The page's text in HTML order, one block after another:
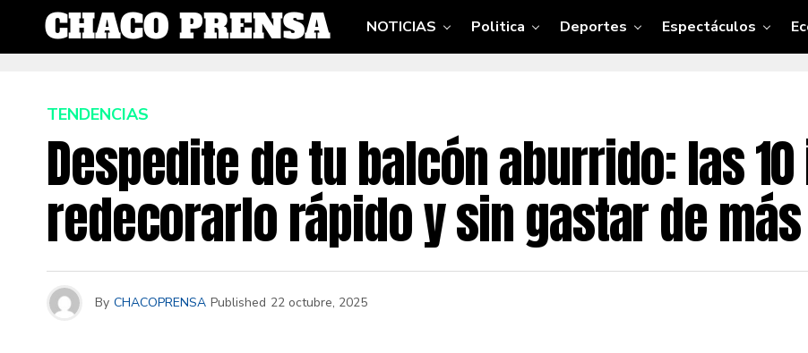
NOTICIAS Politica Deportes Espectáculos
TENDENCIAS
Despedite de tu balcón aburrido: las
redecorarlo rápido y sin gastar de más
By CHACOPRENSA Published 22 octubre, 2025